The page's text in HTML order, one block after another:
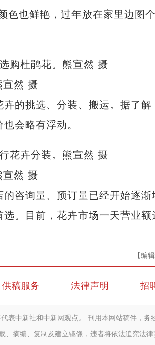
色也鲜艳，过年放在家里边图
宣然 摄
的挑选、分装、搬运。据了解
会略有浮动。
宣然 摄
询量、预订量已经开始逐渐
。目前，花卉市场一天营业额
【编
供稿服务 法律声明 招
表中新社和中新网观点。 刊用本网站稿件，务
、摘编、复制及建立镜像，违者将依法追究法律